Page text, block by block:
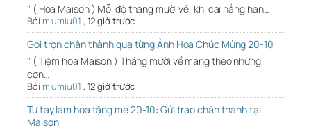
" ( Hoa Maison ) Mỗi độ tháng mười về, khi cái nắng han…
Bởi miumiu01 , 12 giờ trước
Gói trọn chân thành qua từng Ảnh Hoa Chúc Mừng 20-10
" ( Tiệm hoa Maison ) Tháng mười về mang theo những
cơn…
Bởi miumiu01 , 12 giờ trước
Tự tay làm hoa tặng mẹ 20-10: Gửi trao chân thành tại
Maison